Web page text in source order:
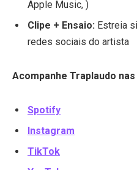
Apple Music, )
Clipe + Ensaio: Estreia
redes sociais do artista
Acompanhe Traplaudo
Spotify
Instagram
TikTok